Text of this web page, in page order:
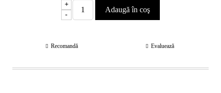
+
-
Recomandă Evaluează